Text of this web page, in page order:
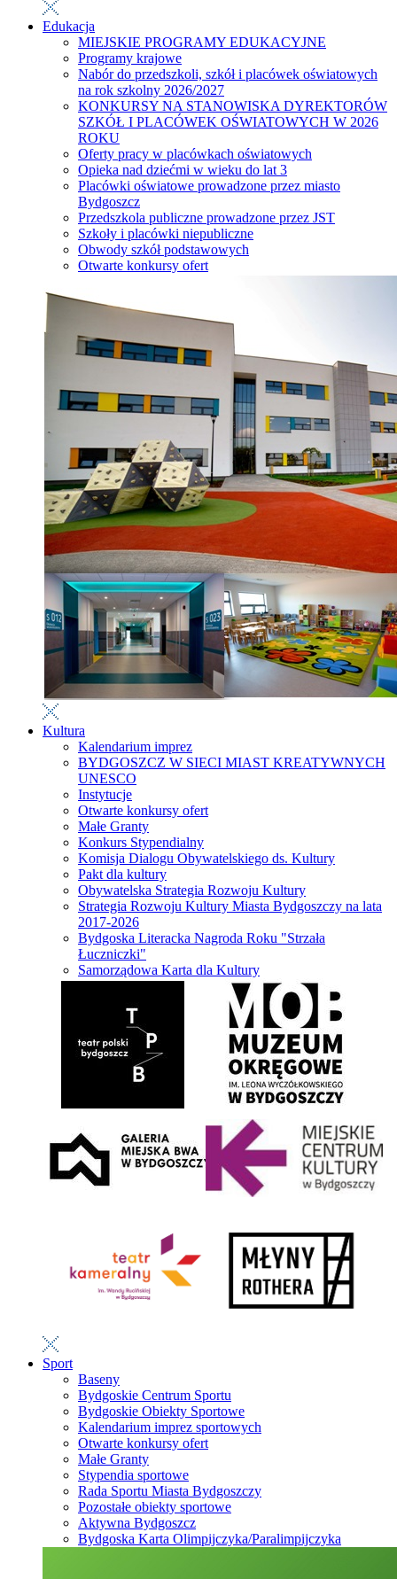
Edukacja
MIEJSKIE PROGRAMY EDUKACYJNE
Programy krajowe
Nabór do przedszkoli, szkół i placówek oświatowych
na rok szkolny 2026/2027
KONKURSY NA STANOWISKA DYREKTORÓW
SZKÓŁ I PLACÓWEK OŚWIATOWYCH W 2026
ROKU
Oferty pracy w placówkach oświatowych
Opieka nad dziećmi w wieku do lat 3
Placówki oświatowe prowadzone przez miasto
Bydgoszcz
Przedszkola publiczne prowadzone przez JST
Szkoły i placówki niepubliczne
Obwody szkół podstawowych
Otwarte konkursy ofert
Kultura
Kalendarium imprez
BYDGOSZCZ W SIECI MIAST KREATYWNYCH
UNESCO
Instytucje
Otwarte konkursy ofert
Małe Granty
Konkurs Stypendialny
Komisja Dialogu Obywatelskiego ds. Kultury
Pakt dla kultury
Obywatelska Strategia Rozwoju Kultury
Strategia Rozwoju Kultury Miasta Bydgoszczy na lata
2017-2026
Bydgoska Literacka Nagroda Roku "Strzała
Łuczniczki"
Samorządowa Karta dla Kultury
Sport
Baseny
Bydgoskie Centrum Sportu
Bydgoskie Obiekty Sportowe
Kalendarium imprez sportowych
Otwarte konkursy ofert
Małe Granty
Stypendia sportowe
Rada Sportu Miasta Bydgoszczy
Pozostałe obiekty sportowe
Aktywna Bydgoszcz
Bydgoska Karta Olimpijczyka/Paralimpijczyka